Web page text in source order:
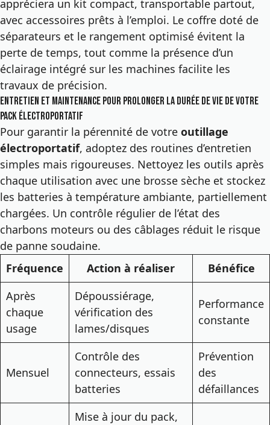
appréciera un kit compact, transportable partout,
avec accessoires prêts à l’emploi. Le coffre doté de
séparateurs et le rangement optimisé évitent la
perte de temps, tout comme la présence d’un
éclairage intégré sur les machines facilite les
travaux de précision.
Entretien et maintenance pour prolonger la durée de vie de votre
pack électroportatif
Pour garantir la pérennité de votre outillage
électroportatif, adoptez des routines d’entretien
simples mais rigoureuses. Nettoyez les outils après
chaque utilisation avec une brosse sèche et stockez
les batteries à température ambiante, partiellement
chargées. Un contrôle régulier de l’état des
charbons moteurs ou des câblages réduit le risque
de panne soudaine.
Fréquence
Action à réaliser
Bénéfice
Après
chaque
usage
Dépoussiérage,
vérification des
lames/disques
Performance
constante
Mensuel
Contrôle des
connecteurs, essais
batteries
Prévention
des
défaillances
Mise à jour du pack,